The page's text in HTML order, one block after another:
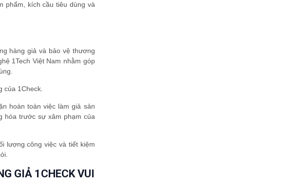
phẩm, kích cầu tiêu dùng và
hàng giả và bảo vệ thương
1Tech Việt Nam nhằm góp
của 1Check.
hoàn toàn việc làm giả sản
hóa trước sự xâm phạm của
lượng công việc và tiết kiệm
GIẢ 1CHECK VUI